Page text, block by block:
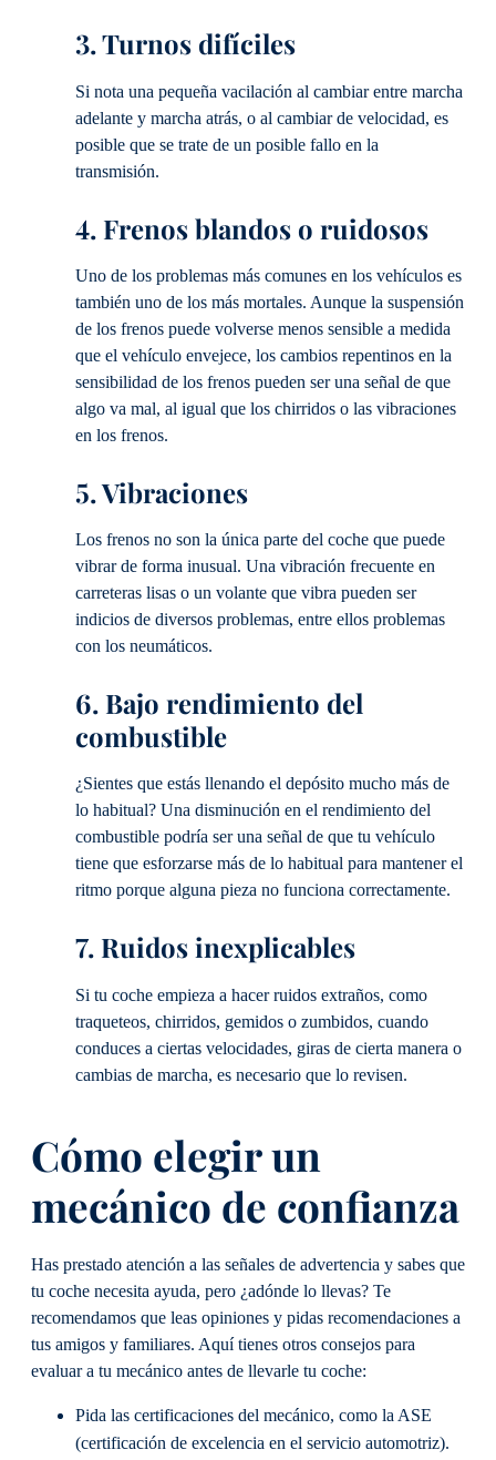
3. Turnos difíciles
Si nota una pequeña vacilación al cambiar entre marcha
adelante y marcha atrás, o al cambiar de velocidad, es
posible que se trate de un posible fallo en la
transmisión.
4. Frenos blandos o ruidosos
Uno de los problemas más comunes en los vehículos es
también uno de los más mortales. Aunque la suspensión
de los frenos puede volverse menos sensible a medida
que el vehículo envejece, los cambios repentinos en la
sensibilidad de los frenos pueden ser una señal de que
algo va mal, al igual que los chirridos o las vibraciones
en los frenos.
5. Vibraciones
Los frenos no son la única parte del coche que puede
vibrar de forma inusual. Una vibración frecuente en
carreteras lisas o un volante que vibra pueden ser
indicios de diversos problemas, entre ellos problemas
con los neumáticos.
6. Bajo rendimiento del
combustible
¿Sientes que estás llenando el depósito mucho más de
lo habitual? Una disminución en el rendimiento del
combustible podría ser una señal de que tu vehículo
tiene que esforzarse más de lo habitual para mantener el
ritmo porque alguna pieza no funciona correctamente.
7. Ruidos inexplicables
Si tu coche empieza a hacer ruidos extraños, como
traqueteos, chirridos, gemidos o zumbidos, cuando
conduces a ciertas velocidades, giras de cierta manera o
cambias de marcha, es necesario que lo revisen.
Cómo elegir un
mecánico de confianza
Has prestado atención a las señales de advertencia y sabes que
tu coche necesita ayuda, pero ¿adónde lo llevas? Te
recomendamos que leas opiniones y pidas recomendaciones a
tus amigos y familiares. Aquí tienes otros consejos para
evaluar a tu mecánico antes de llevarle tu coche:
Pida las certificaciones del mecánico, como la ASE
(certificación de excelencia en el servicio automotriz).